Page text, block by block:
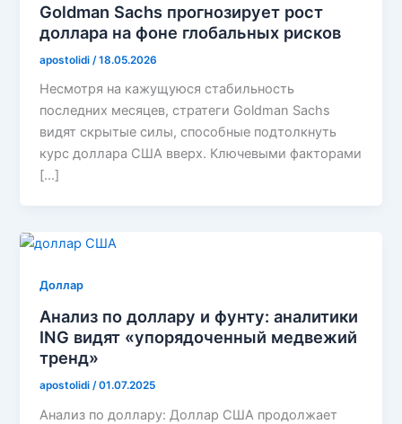
Goldman Sachs прогнозирует рост
доллара на фоне глобальных рисков
apostolidi /18.05.2026
Несмотря на кажущуюся стабильность
последних месяцев, стратеги Goldman Sachs
видят скрытые силы, способные подтолкнуть
курс доллара США вверх. Ключевыми факторами
[…]
Доллар
Анализ по доллару и фунту: аналитики
ING видят «упорядоченный медвежий
тренд»
apostolidi/01.07.2025
Анализ по доллару: Доллар США продолжает